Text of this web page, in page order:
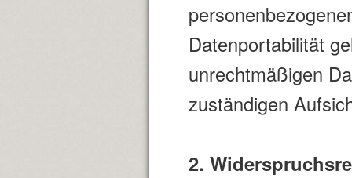
Datenportabilität
unrechtmäßigen
zuständigen
2.